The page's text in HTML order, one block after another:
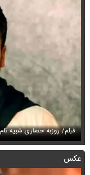
سینا حجازی با یک جمله
عکس